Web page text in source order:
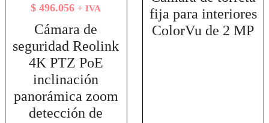
$ 496.056 + IVA
Cámara de
seguridad Reolink
4K PTZ PoE
inclinación
panorámica zoom
detección de
fija para interiores
ColorVu de 2 MP